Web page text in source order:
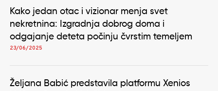
Kako jedan otac i vizionar menja svet
nekretnina: Izgradnja dobrog doma i
odgajanje deteta počinju čvrstim temeljem
23/06/2025
Željana Babić predstavila platformu Xenios